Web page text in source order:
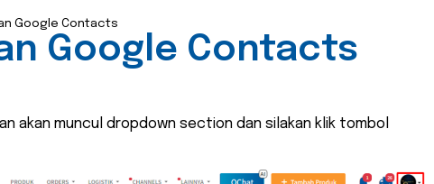
Google Contacts
Google Contacts
akan muncul dropdown section dan silakan klik tombol